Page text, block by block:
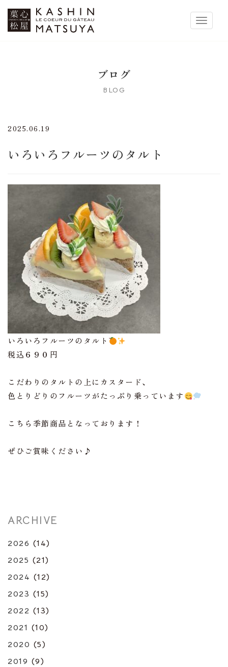
ブログ
BLOG
2025.06.19
いろいろフルーツのタルト
いろいろフルーツのタルト
税込６９０円
こだわりのタルトの上にカスタード、
色とりどりのフルーツがたっぷり乗っています
こちら季節商品となっております！
ぜひご賞味ください♪
ARCHIVE
2026 (14)
2025 (21)
2024 (12)
2023 (15)
2022 (13)
2021 (10)
2020 (5)
2019 (9)